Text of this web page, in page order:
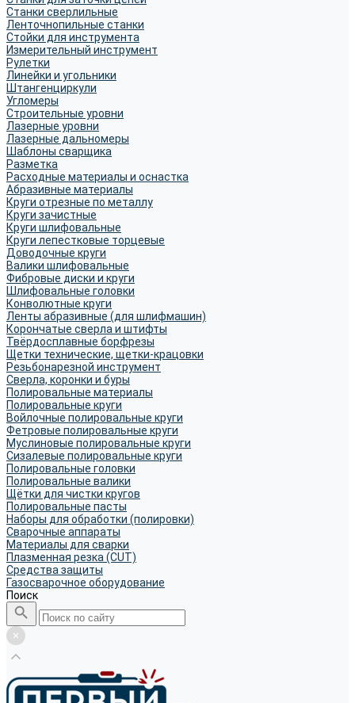
Станки сверлильные
Ленточнопильные станки
Стойки для инструмента
Измерительный инструмент
Рулетки
Линейки и угольники
Штангенциркули
Угломеры
Строительные уровни
Лазерные уровни
Лазерные дальномеры
Шаблоны сварщика
Разметка
Расходные материалы и оснастка
Абразивные материалы
Круги отрезные по металлу
Круги зачистные
Круги шлифовальные
Круги лепестковые торцевые
Доводочные круги
Валики шлифовальные
Фибровые диски и круги
Шлифовальные головки
Конволютные круги
Ленты абразивные (для шлифмашин)
Корончатые сверла и штифты
Твёрдосплавные борфрезы
Щетки технические, щетки-крацовки
Резьбонарезной инструмент
Сверла, коронки и буры
Полировальные материалы
Полировальные круги
Войлочные полировальные круги
Фетровые полировальные круги
Муслиновые полировальные круги
Cизалевые полировальные круги
Полировальные головки
Полировальные валики
Щётки для чистки кругов
Полировальные пасты
Наборы для обработки (полировки)
Сварочные аппараты
Материалы для сварки
Плазменная резка (CUT)
Средства защиты
Газосварочное оборудование
Поиск